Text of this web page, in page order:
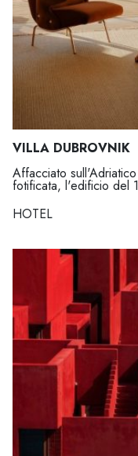
VILLA DUBROVNIK
Affacciato
fotificata, l'edificio del
HOTEL